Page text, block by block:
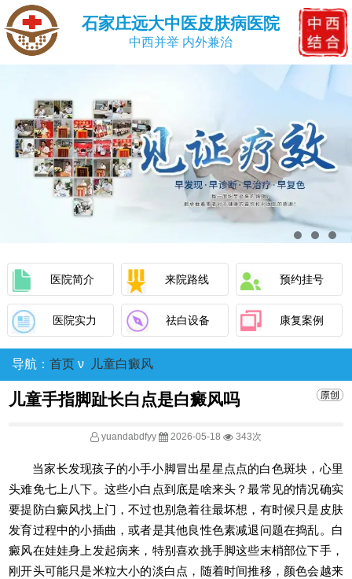
石家庄远大中医皮肤病医院
中西并举 内外兼治
医院简介 来院路线 预约挂号
医院实力 祛白设备 康复案例
导航： 首页 ν 儿童白癜风
儿童手指脚趾长白点是白癜风吗
yuandabdfyy 2026-05-18 343次
当家长发现孩子的小手小脚冒出星星点点的白色斑块，心里
头难免七上八下。这些小白点到底是啥来头？最常见的情况确实
要提防白癜风找上门，不过也别急着往最坏想，有时候只是皮肤
发育过程中的小插曲，或者是其他良性色素减退问题在捣乱。白
癜风在娃娃身上发起病来，特别喜欢挑手脚这些末梢部位下手，
刚开头可能只是米粒大小的淡白点，随着时间推移，颜色会越来